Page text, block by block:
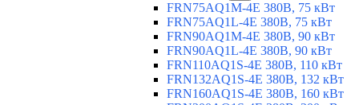
FRN75AQ1M-4E 380В, 75 кВт
FRN75AQ1L-4E 380В, 75 кВт
FRN90AQ1M-4E 380В, 90 кВт
FRN90AQ1L-4E 380В, 90 кВт
FRN110AQ1S-4E 380В, 110 кВт
FRN132AQ1S-4E 380В, 132 кВт
FRN160AQ1S-4E 380В, 160 кВт